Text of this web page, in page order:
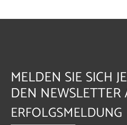
MELDEN SIE SICH
DEN NEWSLETTER
ERFOLGSMELDUNG